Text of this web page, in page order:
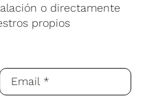
o directamente
propios